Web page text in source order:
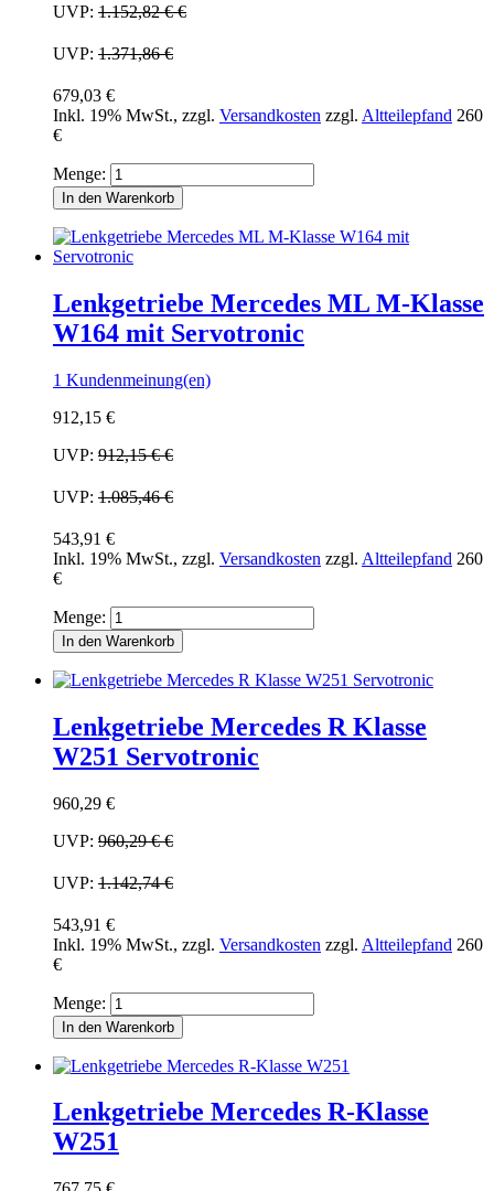
UVP: 1.152,82 €€
UVP: 1.371,86 €
679,03 €
Inkl. 19% MwSt., zzgl. Versandkosten zzgl. Altteilepfand 260
€
Menge:
In den Warenkorb
Lenkgetriebe Mercedes ML M-Klasse
W164 mit Servotronic
1 Kundenmeinung(en)
912,15 €
UVP: 912,15 €€
UVP: 1.085,46 €
543,91 €
Inkl. 19% MwSt., zzgl. Versandkosten zzgl. Altteilepfand 260
€
Menge:
In den Warenkorb
Lenkgetriebe Mercedes R Klasse
W251 Servotronic
960,29 €
UVP: 960,29 €€
UVP: 1.142,74 €
543,91 €
Inkl. 19% MwSt., zzgl. Versandkosten zzgl. Altteilepfand 260
€
Menge:
In den Warenkorb
Lenkgetriebe Mercedes R-Klasse
W251